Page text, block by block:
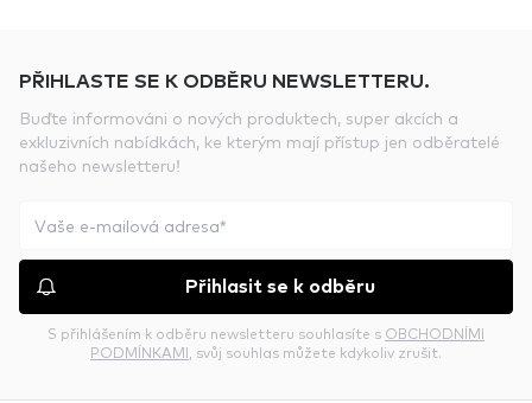
PŘIHLASTE SE K ODBĚRU NEWSLETTERU.
Buďte informováni o nových produktech, super akcích a
exkluzivních nabídkách, ke kterým mají přístup jen odběratelé
našeho newsletteru!
Přihlasit se k odběru
S přihlášením k odběru newsletteru souhlasíte s OBCHODNÍMI
PODMÍNKAMI , svůj souhlas můžete kdykoliv zrušit.